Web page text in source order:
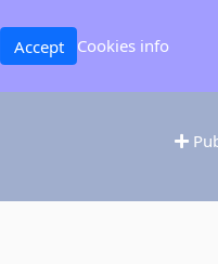
Accept Cookies info